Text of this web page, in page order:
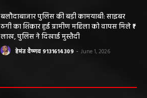
बलौदाबाजार पुलिस की बड़ी कामयाबी: साइबर
ठगी का शिकार हुई ग्रामीण महिला को वापस मिले ₹1
लाख, पुलिस ने दिखाई मुस्तैदी
हेमंत वैष्णव 9131614309 - June 1, 2026